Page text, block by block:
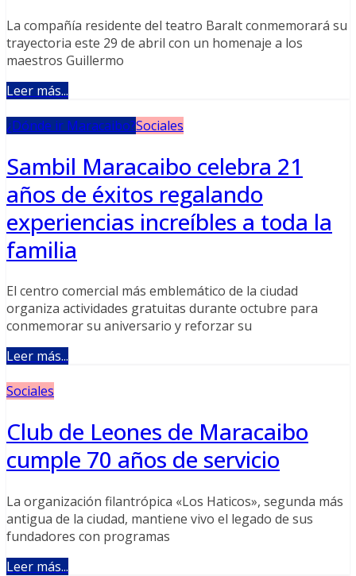
La compañía residente del teatro Baralt conmemorará su
trayectoria este 29 de abril con un homenaje a los
maestros Guillermo
Leer más...
¿Dónde ir Maracaibo?Sociales
Sambil Maracaibo celebra 21
años de éxitos regalando
experiencias increíbles a toda la
familia
El centro comercial más emblemático de la ciudad
organiza actividades gratuitas durante octubre para
conmemorar su aniversario y reforzar su
Leer más...
Sociales
Club de Leones de Maracaibo
cumple 70 años de servicio
La organización filantrópica «Los Haticos», segunda más
antigua de la ciudad, mantiene vivo el legado de sus
fundadores con programas
Leer más...